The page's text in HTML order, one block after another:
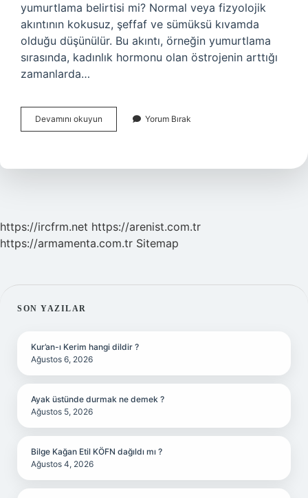
yumurtlama belirtisi mi? Normal veya fizyolojik
akıntının kokusuz, şeffaf ve sümüksü kıvamda
olduğu düşünülür. Bu akıntı, örneğin yumurtlama
sırasında, kadınlık hormonu olan östrojenin arttığı
zamanlarda…
Devamını okuyun
Gibi
Neden
Yorum Bırak
https://ircfrm.net https://arenist.com.tr
https://armamenta.com.tr Sitemap
SIDEBAR
SON YAZILAR
Kur’an-ı Kerim hangi dildir ?
Ağustos 6, 2026
Ayak üstünde durmak ne demek ?
Ağustos 5, 2026
Bilge Kağan Etil KÖFN dağıldı mı ?
Ağustos 4, 2026